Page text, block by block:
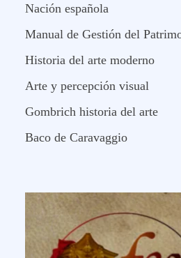
Nación española
Manual de Gestión del
Historia del arte moderno
Arte y percepción visual
Gombrich historia del arte
Baco de Caravaggio